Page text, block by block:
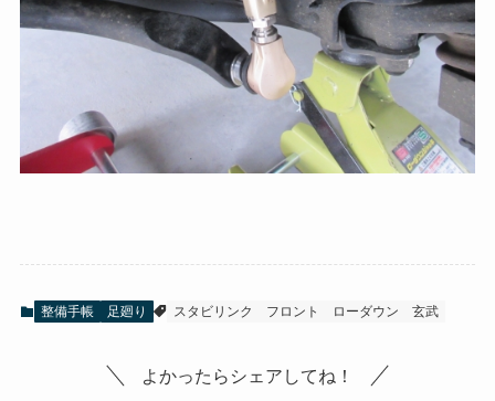
整備手帳 足廻り スタビリンク フロント ローダウン 玄武
よかったらシェアしてね！